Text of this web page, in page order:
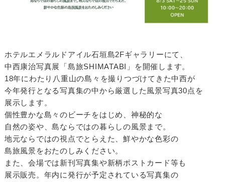
ホテルエメラルドアイル石垣島2Fギャラリーにて、
中西康治写真展「島旅SHIMATABI」を開催します。
18年にわたり八重山の島々を撮りつづけてきた中西が
今年発行となる写真集の中から厳選した風景写真30点を
展示します。
個性豊かな島々のビーチをはじめ、神秘的な
自然の姿や、島ならではの暮らしの風景まで。
地元ならではの視点でとらえた、鮮やかな色彩の
島旅風景をおたのしみください。
また、会場では新刊写真集や新柄ポストカード等も
展示販売。年内に発行が予定されている写真集の